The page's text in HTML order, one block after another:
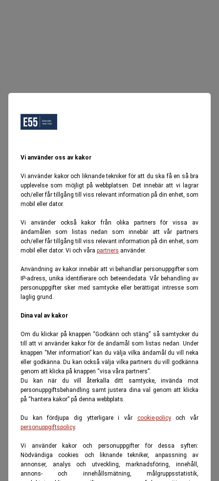
Vi använder oss av kakor
Vi använder kakor och liknande tekniker för att du ska få en så bra
upplevelse som möjligt på webbplatsen. Det innebär att vi lagrar
och/eller får tillgång till viss relevant information på din enhet, som
mobil eller dator.
Vi använder också kakor från olika partners för vissa av
ändamålen som listas nedan som innebär att vår partners
och/eller får tillgång till viss relevant information på din enhet, som
mobil eller dator. Vi och våra partners använder.
Användning av kakor innebär att vi behandlar personuppgifter som
IP-adress, unika identifierare och beteendedata. Vår behandling av
personuppgifter sker med samtycke eller berättigat intresse som
laglig grund.
Dina val av kakor
Om du klickar på knappen “Godkänn och stäng” så samtycker du
till att vi använder kakor för de ändamål som listas nedan. Under
knappen “Mer information” kan du välja vilka ändamål du vill neka
eller godkänna. Du kan också välja vilka partners du vill godkänna
genom att klicka på knappen “visa våra partners”.
Du kan när du vill återkalla ditt samtycke, invända mot
personuppgiftsbehandling samt justera dina val genom att klicka
på “hantera kakor” på denna webbplats.
Du kan fördjupa dig ytterligare i vår cookie-policyoch vår
personuppgiftspolicy.
Vi använder kakor och personuppgifter för dessa syften:
Nödvändiga cookies och liknande tekniker, anpassning av
annonser, analys och utveckling, marknadsföring, innehåll,
annons- och innehållsmätning, målgruppsstatistik,